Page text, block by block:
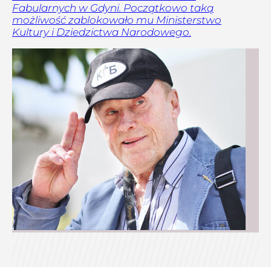
Fabularnych w Gdyni. Początkowo taką
możliwość zablokowało mu Ministerstwo
Kultury i Dziedzictwa Narodowego.